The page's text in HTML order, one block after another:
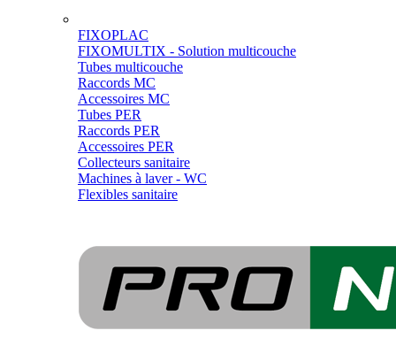
FIXOPLAC
FIXOMULTIX - Solution multicouche
Tubes multicouche
Raccords MC
Accessoires MC
Tubes PER
Raccords PER
Accessoires PER
Collecteurs sanitaire
Machines à laver - WC
Flexibles sanitaire